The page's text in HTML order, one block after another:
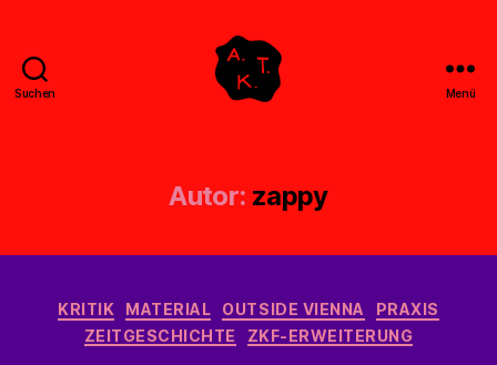
Suchen Menü
Autor: zappy
Kategorien
KRITIK MATERIAL OUTSIDE VIENNA
PRAXIS
ZEITGESCHICHTE
ZKF-ERWEITERUNG